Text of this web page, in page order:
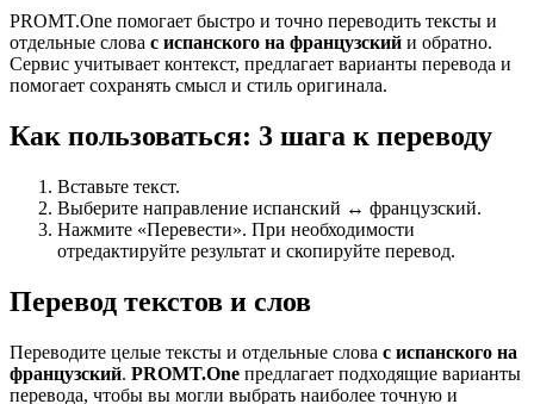
PROMT.One помогает быстро и точно переводить тексты и
отдельные слова с испанского на французский и обратно.
Сервис учитывает контекст, предлагает варианты перевода и
помогает сохранять смысл и стиль оригинала.
Как пользоваться: 3 шага к переводу
Вставьте текст.
Выберите направление испанский ↔ французский.
Нажмите «Перевести». При необходимости
отредактируйте результат и скопируйте перевод.
Перевод текстов и слов
Переводите целые тексты и отдельные слова с испанского на
французский. PROMT.One предлагает подходящие варианты
перевода, чтобы вы могли выбрать наиболее точную и